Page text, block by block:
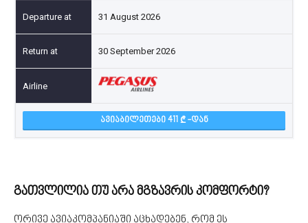
31 August 2026
30 September 2026
ᲐᲕᲘᲐᲑᲘᲚᲔᲗᲔᲑᲘ 411 -ᲓᲐᲜ
გათვლილია თუ არა მგზავრის კომფორტი?
ორივე ავიაკომპანიაში აცხადებენ, რომ ეს